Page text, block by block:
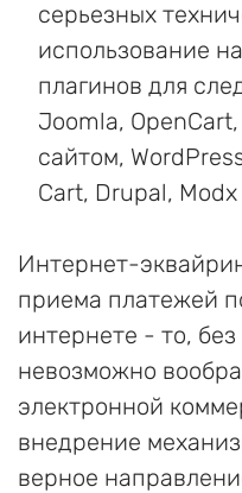
серьезных
использование
плагинов для
Joomla,
сайтом,
Cart, Drupal,
Интернет-
приема платежей
интернете - то, без
невозможно
электронной
внедрение
верное